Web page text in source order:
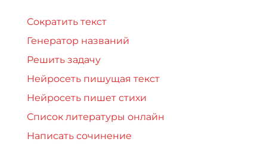
Сократить текст
Генератор названий
Решить задачу
Нейросеть пишущая текст
Нейросеть пишет стихи
Список литературы онлайн
Написать сочинение